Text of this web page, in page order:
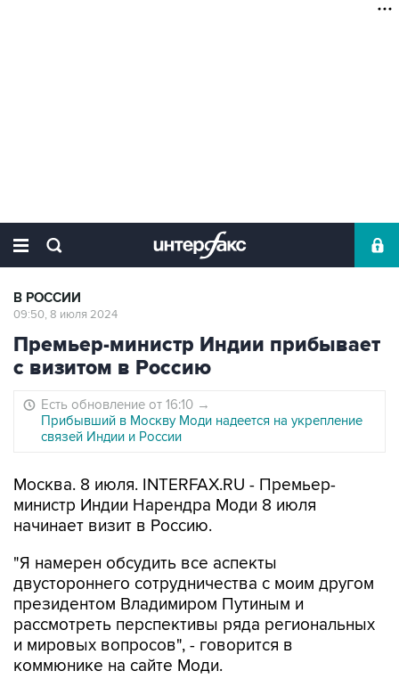
В РОССИИ
09:50, 8 июля 2024
Премьер-министр Индии прибывает
с визитом в Россию
Есть обновление от 16:10 →
Прибывший в Москву Моди надеется на укрепление
связей Индии и России
Москва. 8 июля. INTERFAX.RU - Премьер-
министр Индии Нарендра Моди 8 июля
начинает визит в Россию.
"Я намерен обсудить все аспекты
двустороннего сотрудничества с моим другом
президентом Владимиром Путиным и
рассмотреть перспективы ряда региональных
и мировых вопросов", - говорится в
коммюнике на сайте Моди.